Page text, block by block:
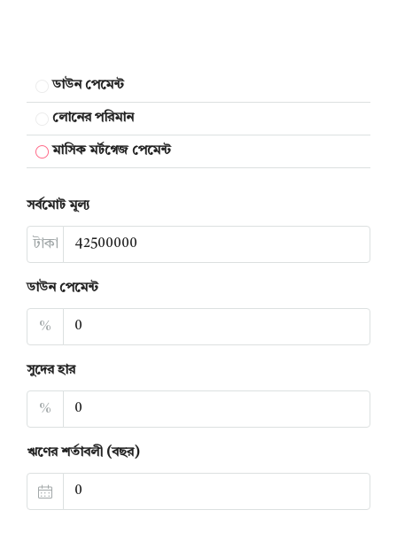
ডাউন পেমেন্ট
লোনের পরিমান
মাসিক মর্টগেজ পেমেন্ট
সর্বমোট মূল্য
টাকা
ডাউন পেমেন্ট
%
সুদের হার
%
ঋণের শর্তাবলী (বছর)